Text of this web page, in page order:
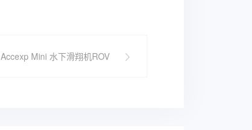
Accexp Mini 水下滑翔机ROV